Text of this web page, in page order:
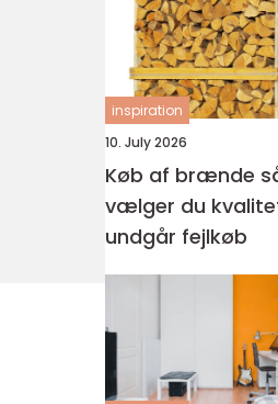
inspiration
10. July 2026
Køb af brænde sådan
vælger du
undgår fejlkøb